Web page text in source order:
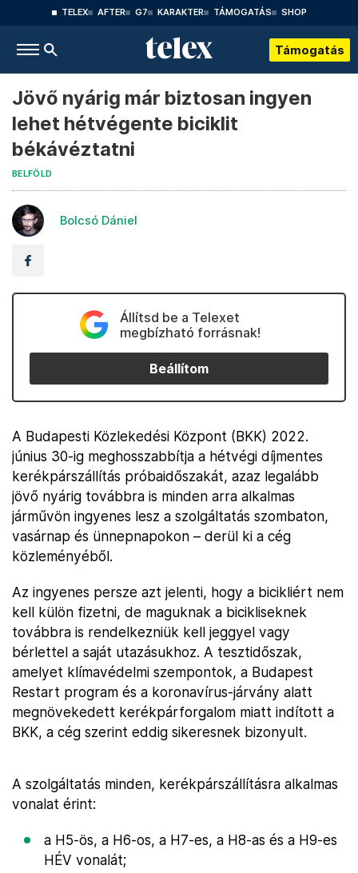
TELEX AFTER G7 KARAKTER TÁMOGATÁS SHOP
Támogatás
Jövő nyárig már biztosan ingyen
lehet hétvégente biciklit
békávéztatni
BELFÖLD
Bolcsó Dániel
Állítsd be a Telexet
megbízható forrásnak!
Beállítom
A Budapesti Közlekedési Központ (BKK) 2022.
június 30-ig meghosszabbítja a hétvégi díjmentes
kerékpárszállítás próbaidőszakát, azaz legalább
jövő nyárig továbbra is minden arra alkalmas
járművön ingyenes lesz a szolgáltatás szombaton,
vasárnap és ünnepnapokon – derül ki a cég
közleményéből.
Az ingyenes persze azt jelenti, hogy a bicikliért nem
kell külön fizetni, de maguknak a bicikliseknek
továbbra is rendelkezniük kell jeggyel vagy
bérlettel a saját utazásukhoz. A tesztidőszak,
amelyet klímavédelmi szempontok, a Budapest
Restart program és a koronavírus-járvány alatt
megnövekedett kerékpárforgalom miatt indított a
BKK, a cég szerint eddig sikeresnek bizonyult.
A szolgáltatás minden, kerékpárszállításra alkalmas
vonalat érint:
a H5-ös, a H6-os, a H7-es, a H8-as és a H9-es
HÉV vonalát;